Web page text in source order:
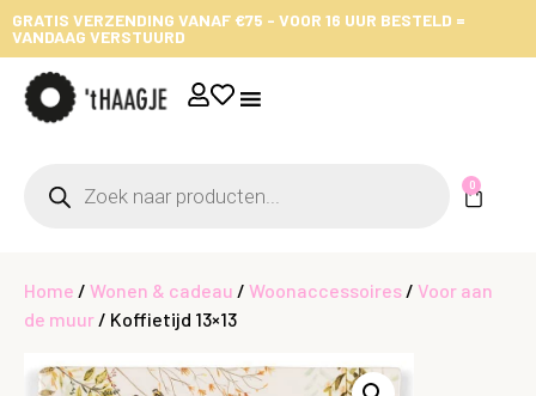
GRATIS VERZENDING VANAF €75 - VOOR 16 UUR BESTELD =
VANDAAG VERSTUURD
0
Home / Wonen & cadeau / Woonaccessoires / Voor aan
de muur / Koffietijd 13×13